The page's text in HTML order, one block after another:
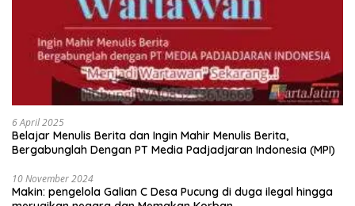
6 April 2025
Belajar Menulis Berita dan Ingin Mahir Menulis Berita,
Bergabunglah Dengan PT Media Padjadjaran Indonesia (MPI)
10 November 2024
Makin: pengelola Galian C Desa Pucung di duga ilegal hingga